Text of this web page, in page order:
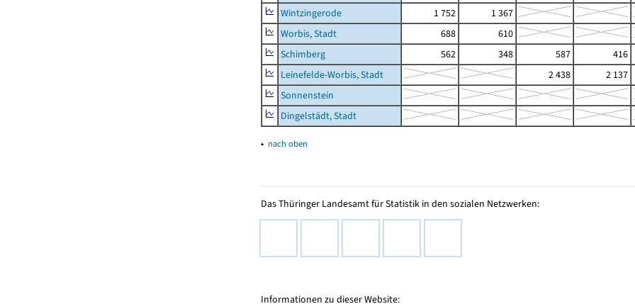
Wintzingerode
1 752
1 367
Worbis, Stadt
688
610
Schimberg
562 348 587 416
Leinefelde-Worbis, Stadt
2 438 2 137
Sonnenstein
Dingelstädt, Stadt
▴ nach oben
Das Thüringer Landesamt für Statistik in den sozialen Netzwerken:
Informationen zu dieser Website: